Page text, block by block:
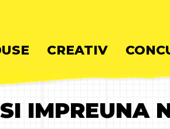
CREATIV
IMPREUNA